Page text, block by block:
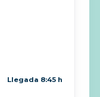
Llegada 8:45 h